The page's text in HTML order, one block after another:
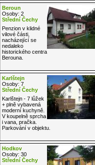
Beroun
Osoby: 2
Střední Čechy
Penzion v klidné
vilové části,
nacházející se
nedaleko
historického centra
Berouna.
Karlštejn
Osoby: 7
Střední Čechy
Karlštejn - 7 lůžek
+ plně vybavená
moderní kuchyně.
V koupelně sprcha
i vana, pračka.
Parkování v objektu.
Hodkov
Osoby: 30
Střední Čechy